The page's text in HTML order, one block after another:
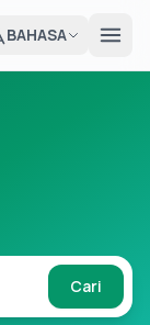
BAHASA
Cari